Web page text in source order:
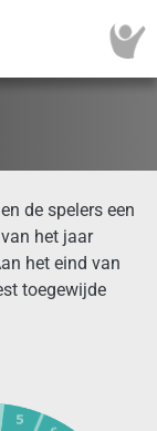
de spelers een
het jaar
het eind van
toegewijde